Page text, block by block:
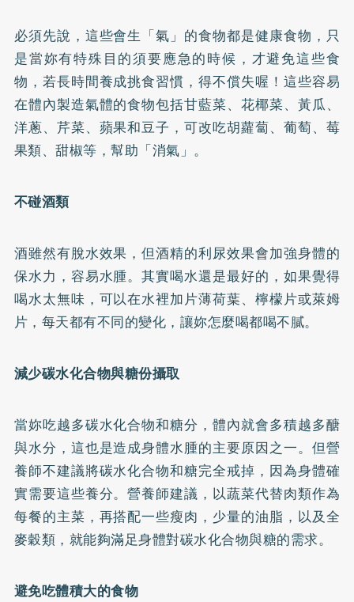
必須先說，這些會生「氣」的食物都是健康食物，只
是當妳有特殊目的須要應急的時候，才避免這些食
物，若長時間養成挑食習慣，得不償失喔！這些容易
在體內製造氣體的食物包括甘藍菜、花椰菜、黃瓜、
洋蔥、芹菜、蘋果和豆子，可改吃胡蘿蔔、葡萄、莓
果類、甜椒等，幫助「消氣」。
不碰酒類
酒雖然有脫水效果，但酒精的利尿效果會加強身體的
保水力，容易水腫。其實喝水還是最好的，如果覺得
喝水太無味，可以在水裡加片薄荷葉、檸檬片或萊姆
片，每天都有不同的變化，讓妳怎麼喝都喝不膩。
減少碳水化合物與糖份攝取
當妳吃越多碳水化合物和糖分，體內就會多積越多醣
與水分，這也是造成身體水腫的主要原因之一。但營
養師不建議將碳水化合物和糖完全戒掉，因為身體確
實需要這些養分。營養師建議，以蔬菜代替肉類作為
每餐的主菜，再搭配一些瘦肉，少量的油脂，以及全
麥穀類，就能夠滿足身體對碳水化合物與糖的需求。
避免吃體積大的食物